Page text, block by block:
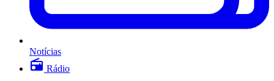
Notícias
Rádio